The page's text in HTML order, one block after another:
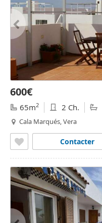
600€
65m2 2 Ch.
Cala Marqués, Vera
Contacter